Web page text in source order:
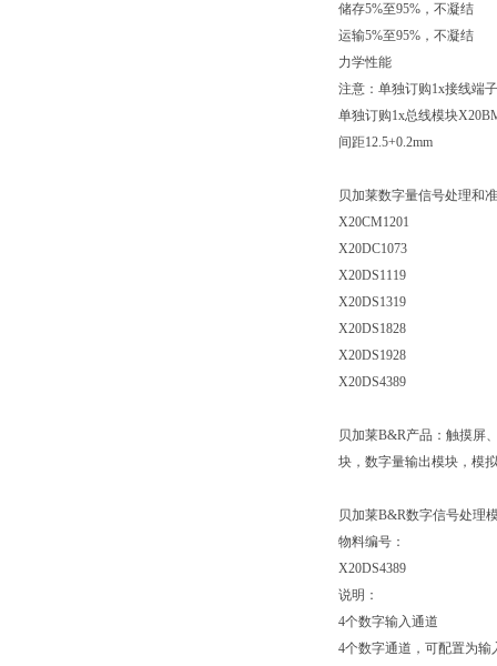
储存5%至95%，不凝结
运输5%至95%，不凝结
力学性能
注意：单独订购1x接线端
单独订购1x总线模块
间距12.5+0.2mm
贝加莱数字量信号处理和
X20CM1201
X20DC1073
X20DS1119
X20DS1319
X20DS1828
X20DS1928
X20DS4389
贝加莱B&R产品：触摸屏
块，数字量输出模块，模
贝加莱B&R数字信号处理
物料编号：
X20DS4389
说明：
4个数字输入通道
4个数字通道，可配置为输